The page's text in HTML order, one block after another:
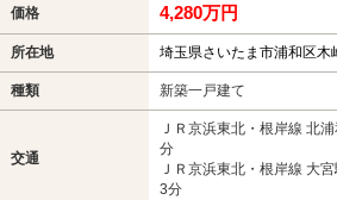
価格 4,280万円
所在地 埼玉県さいたま市浦和区木
種類 新築一戸建て
交通
ＪＲ京浜東北・根岸線 北
分
ＪＲ京浜東北・根岸線 大
3分